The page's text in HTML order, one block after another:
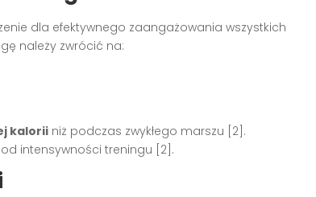
dla efektywnego zaangażowania wszystkich
należy zwrócić na:
kalorii niż podczas zwykłego marszu [2].
intensywności treningu [2].